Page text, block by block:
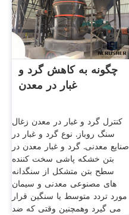
چگونه به کاهش گرد و
غبار در معدن
کنترل گرد و غبار در معدن زغال
سنگ روباز. نوع گرد و غبار در
صنایع معدنی. گرد و غبار معدن در
بتن خشکه پاشی سخت کننده
سطح بتن متشکل از سنگدانه
های مصنوعی معدنی و سیمان
مورد تردد متوسط یا سنگین قرار
می گیرد وهمچنین وقتی که ضد